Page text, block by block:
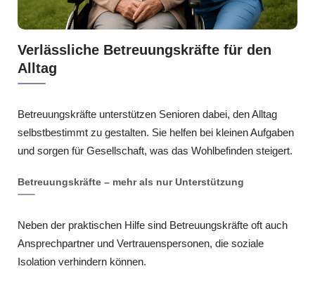
Verlässliche Betreuungskräfte für den
Alltag
Betreuungskräfte unterstützen Senioren dabei, den Alltag
selbstbestimmt zu gestalten. Sie helfen bei kleinen Aufgaben
und sorgen für Gesellschaft, was das Wohlbefinden steigert.
Betreuungskräfte – mehr als nur Unterstützung
Neben der praktischen Hilfe sind Betreuungskräfte oft auch
Ansprechpartner und Vertrauenspersonen, die soziale
Isolation verhindern können.